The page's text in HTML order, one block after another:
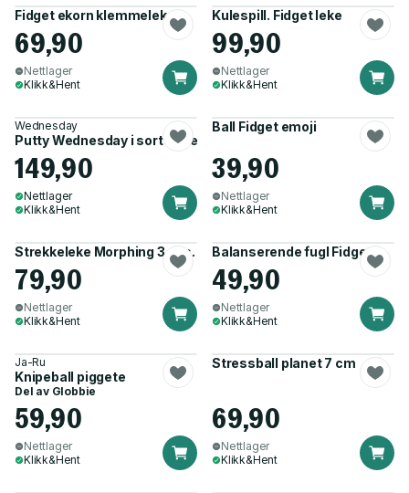
Fidget ekorn klemmeleke
69,90
Nettlager
Klikk&Hent
Kulespill. Fidget leke
99,90
Nettlager
Klikk&Hent
Wednesday
Putty Wednesday i sort kiste
149,90
Nettlager
Klikk&Hent
Ball Fidget emoji
39,90
Nettlager
Klikk&Hent
Strekkeleke Morphing 3 ass.
79,90
Nettlager
Klikk&Hent
Balanserende fugl Fidget
49,90
Nettlager
Klikk&Hent
Ja-Ru
Knipeball piggete
Del av Globbie
59,90
Nettlager
Klikk&Hent
Stressball planet 7 cm
69,90
Nettlager
Klikk&Hent